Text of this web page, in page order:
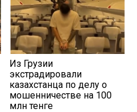
Из Грузии
экстрадировали
казахстанца по делу о
мошенничестве на 100
млн тенге